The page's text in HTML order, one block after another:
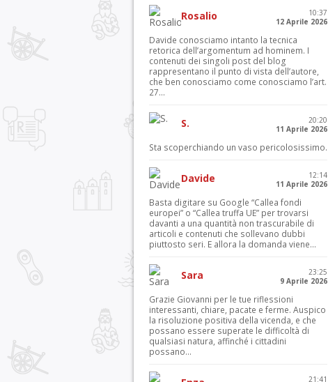
Rosalio
10:37
12 Aprile 2026
Davide conosciamo intanto la tecnica
retorica dell’argomentum ad hominem. I
contenuti dei singoli post del blog
rappresentano il punto di vista dell’autore,
che ben conosciamo come conosciamo l’art.
27...
S.
20:20
11 Aprile 2026
Sta scoperchiando un vaso pericolosissimo.
Davide
12:14
11 Aprile 2026
Basta digitare su Google “Callea fondi
europei” o “Callea truffa UE” per trovarsi
davanti a una quantità non trascurabile di
articoli e contenuti che sollevano dubbi
piuttosto seri. E allora la domanda viene...
Sara
23:25
9 Aprile 2026
Grazie Giovanni per le tue riflessioni
interessanti, chiare, pacate e ferme. Auspico
la risoluzione positiva della vicenda, e che
possano essere superate le difficoltà di
qualsiasi natura, affinché i cittadini
possano...
21:41